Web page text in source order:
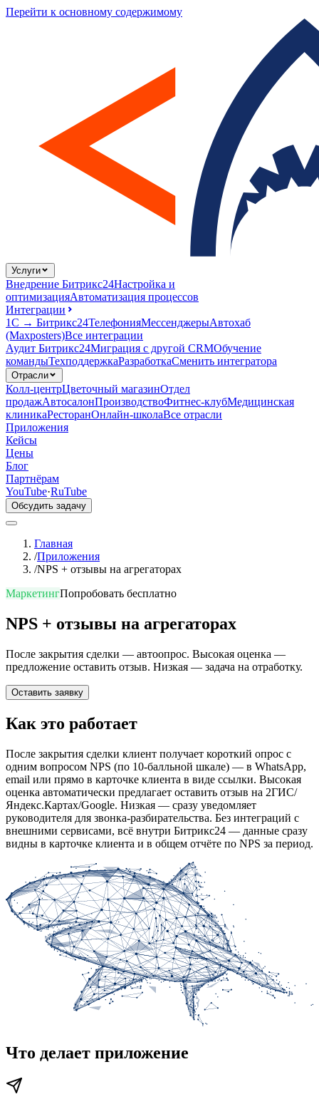
Перейти к основному содержимому
Услуги
Внедрение Битрикс24Настройка и
оптимизацияАвтоматизация процессов
Интеграции
1С → Битрикс24ТелефонияМессенджерыАвтохаб
(Maxposters)Все интеграции
Аудит Битрикс24Миграция с другой CRMОбучение
командыТехподдержкаРазработкаСменить интегратора
Отрасли
Колл-центрЦветочный магазинОтдел
продажАвтосалонПроизводствоФитнес-клубМедицинская
клиникаРесторанОнлайн-школаВсе отрасли
Приложения
Кейсы
Цены
Блог
Партнёрам
YouTube·RuTube
Обсудить задачу
Главная
/Приложения
/NPS + отзывы на агрегаторах
МаркетингПопробовать бесплатно
NPS + отзывы на агрегаторах
После закрытия сделки — автоопрос. Высокая оценка —
предложение оставить отзыв. Низкая — задача на отработку.
Оставить заявку
Как это работает
После закрытия сделки клиент получает короткий опрос с
одним вопросом NPS (по 10-балльной шкале) — в WhatsApp,
email или прямо в карточке клиента в виде ссылки. Высокая
оценка автоматически предлагает оставить отзыв на 2ГИС/
Яндекс.Картах/Google. Низкая — сразу уведомляет
руководителя для звонка-разбирательства. Без интеграций с
внешними сервисами, всё внутри Битрикс24 — данные сразу
видны в карточке клиента и в общем отчёте по NPS за период.
Что делает приложение